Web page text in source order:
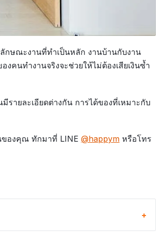
กษณะงานที่ทำเป็นหลัก งานบ้านกับงาน
คนทำงานจริงจะช่วยให้ไม่ต้องเสียเงินซ้ำ
รายละเอียดต่างกัน การได้ของที่เหมาะกับ
ของคุณ ทักมาที่ LINE @happym หรือโทร